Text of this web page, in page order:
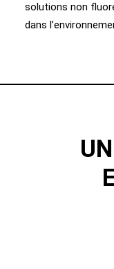
solutions non
dans